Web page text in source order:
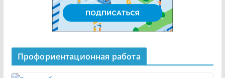
Профориентационная работа